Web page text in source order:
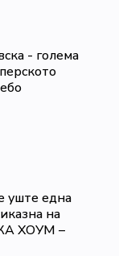
- голема
уште една
на
ХОУМ –